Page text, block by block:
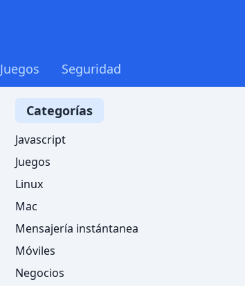
Juegos Seguridad
Categorías
Javascript
Juegos
Linux
Mac
Mensajería instántanea
Móviles
Negocios